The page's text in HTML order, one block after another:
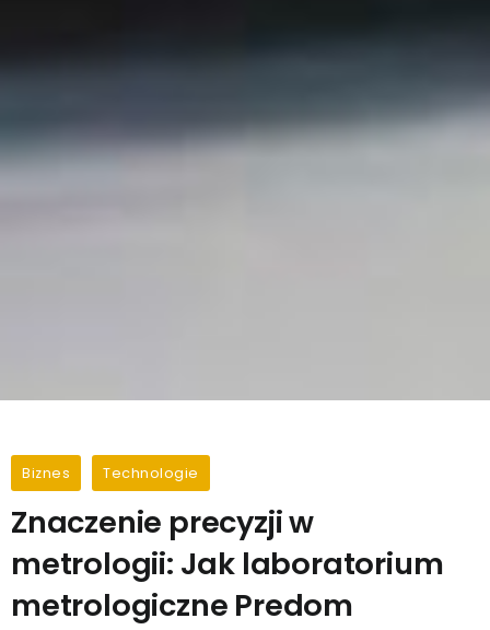
Biznes Technologie
Znaczenie precyzji w
metrologii: Jak laboratorium
metrologiczne Predom